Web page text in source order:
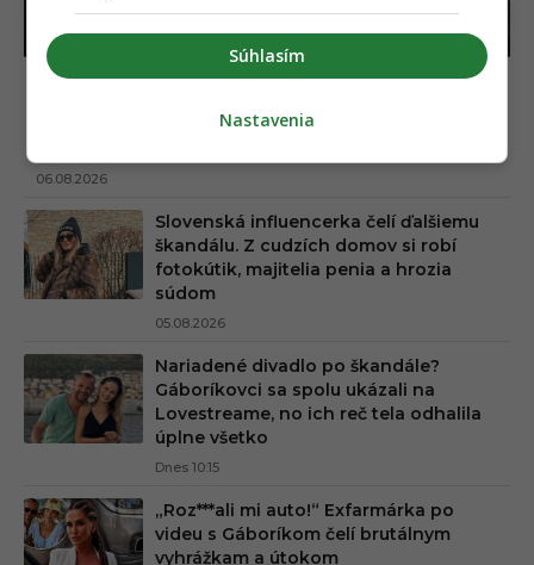
Horúca kauza Mariána Gáboríka je v ďalšej
fáze. K veci sa netradičným spôsobom
06.08.2026
Slovenská influencerka čelí ďalšiemu
škandálu. Z cudzích domov si robí
fotokútik, majitelia penia a hrozia
súdom
05.08.2026
Nariadené divadlo po škandále?
Gáboríkovci sa spolu ukázali na
Lovestreame, no ich reč tela odhalila
úplne všetko
Dnes 10:15
„Roz***ali mi auto!“ Exfarmárka po
videu s Gáboríkom čelí brutálnym
vyhrážkam a útokom
Súhlasím
Nastavenia